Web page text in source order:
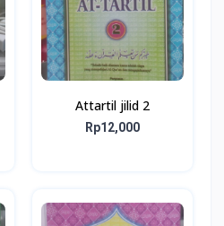
Attartil jilid 2
Rp12,000